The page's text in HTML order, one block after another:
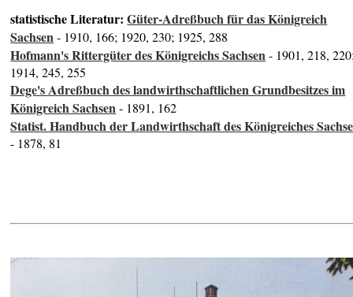
statistische Literatur:Güter-Adreßbuch für das Königreich
Sachsen- 1910, 166; 1920, 230; 1925, 288
Hofmann's Rittergüter des Königreichs Sachsen- 1901, 218,
1914, 245, 255
Dege's Adreßbuch des landwirthschaftlichen Grundbesitzes im
Königreich Sachsen- 1891, 162
Statist. Handbuch der Landwirthschaft des Königreiches
- 1878, 81